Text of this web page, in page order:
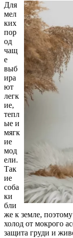
Для
мел
ких
пор
од
чащ
е
выб
ира
ют
легк
ие,
тепл
ые и
мягк
ие
мод
ели.
Так
ие
соба
ки
бли
же к земле,
холод от мокрого
защита груди и